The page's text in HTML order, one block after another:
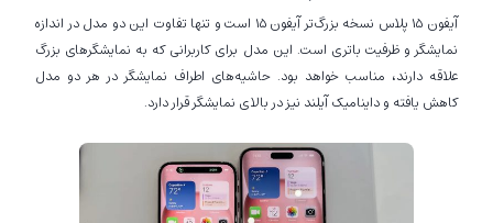
آیفون 15 پلاس نسخه بزرگ‌تر آیفون 15 است و تنها تفاوت این دو مدل در اندازه
نمایشگر و ظرفیت باتری است. این مدل برای کاربرانی که به نمایشگرهای بزرگ
علاقه دارند، مناسب خواهد بود. حاشیه‌های اطراف نمایشگر در هر دو مدل
کاهش یافته و داینامیک آیلند نیز در بالای نمایشگر قرار دارد.